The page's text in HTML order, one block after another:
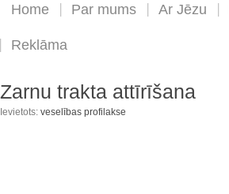
Home Par mums Ar Jēzu
Reklāma
Zarnu trakta attīrīšana
Ievietots: veselības profilakse